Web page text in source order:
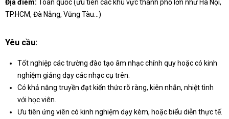
Địa điểm: Toàn quốc (ưu tiên các khu vực thành phố lớn như Hà Nội,
TP.HCM, Đà Nẵng, Vũng Tàu…)
Yêu cầu:
Tốt nghiệp các trường đào tạo âm nhạc chính quy hoặc có kinh
nghiệm giảng dạy các nhạc cụ trên.
Có khả năng truyền đạt kiến thức rõ ràng, kiên nhẫn, nhiệt tình
với học viên.
Ưu tiên ứng viên có kinh nghiệm dạy kèm, hoặc biểu diễn thực tế.